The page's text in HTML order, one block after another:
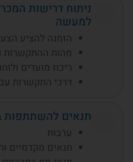
ניתוח דרישות
למעשה
הזמנה להציע
מהות ההתקשרות
ריכוז מועדים
דרכי התקשרות
תנאים להשתתפות
ערבות
תנאים מקדמיים